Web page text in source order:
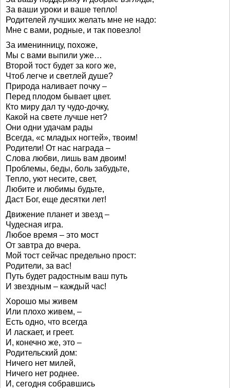
За ваши уроки и ваше тепло!
Родителей лучших желать мне не надо:
Мне с вами, родные, и так повезло!
За именинницу, похоже,
Мы с вами выпили уже…
Второй тост будет за кого же,
Чтоб легче и светлей душе?
Природа наливает почку –
Перед плодом бывает цвет.
Кто миру дал ту чудо-дочку,
Какой на свете лучше нет?
Они одни удачам рады
Всегда, «с младых ногтей», твоим!
Родители! От нас награда –
Слова любви, лишь вам двоим!
Проблемы, беды, боль забудьте,
Тепло, уют несите, свет,
Любите и любимы будьте,
Даст Бог, еще десятки лет!
Движение планет и звезд –
Чудесная игра.
Любое время – это мост
От завтра до вчера.
Мой тост сейчас предельно прост:
Родители, за вас!
Путь будет радостным ваш путь
И звездным – каждый час!
Хорошо мы живем
Или плохо живем, –
Есть одно, что всегда
И ласкает, и греет.
И, конечно же, это –
Родительский дом:
Ничего нет милей,
Ничего нет роднее.
И, сегодня собравшись